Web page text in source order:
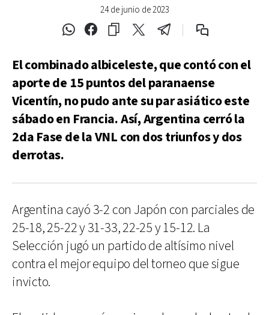
24 de junio de 2023
El combinado albiceleste, que contó con el
aporte de 15 puntos del paranaense
Vicentín, no pudo ante su par asiático este
sábado en Francia. Así, Argentina cerró la
2da Fase de la VNL con dos triunfos y dos
derrotas.
Argentina cayó 3-2 con Japón con parciales de
25-18, 25-22 y 31-33, 22-25 y 15-12. La
Selección jugó un partido de altísimo nivel
contra el mejor equipo del torneo que sigue
invicto.